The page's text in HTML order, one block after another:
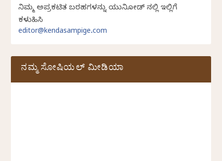
ನಿಮ್ಮ ಅಪ್ರಕಟಿತ ಬರಹಗಳನ್ನು ಯುನಿಕೋಡ್ ನಲ್ಲಿ ಇಲ್ಲಿಗೆ
ಕಳುಹಿಸಿ
editor@kendasampige.com
ನಮ್ಮ ಸೋಷಿಯಲ್‌ ಮೀಡಿಯಾ